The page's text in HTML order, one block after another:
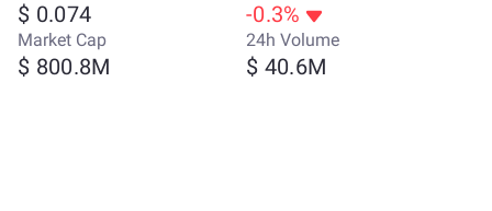
$ 0.074 -0.3%
Market Cap
$ 800.8M
24h Volume
$ 40.6M